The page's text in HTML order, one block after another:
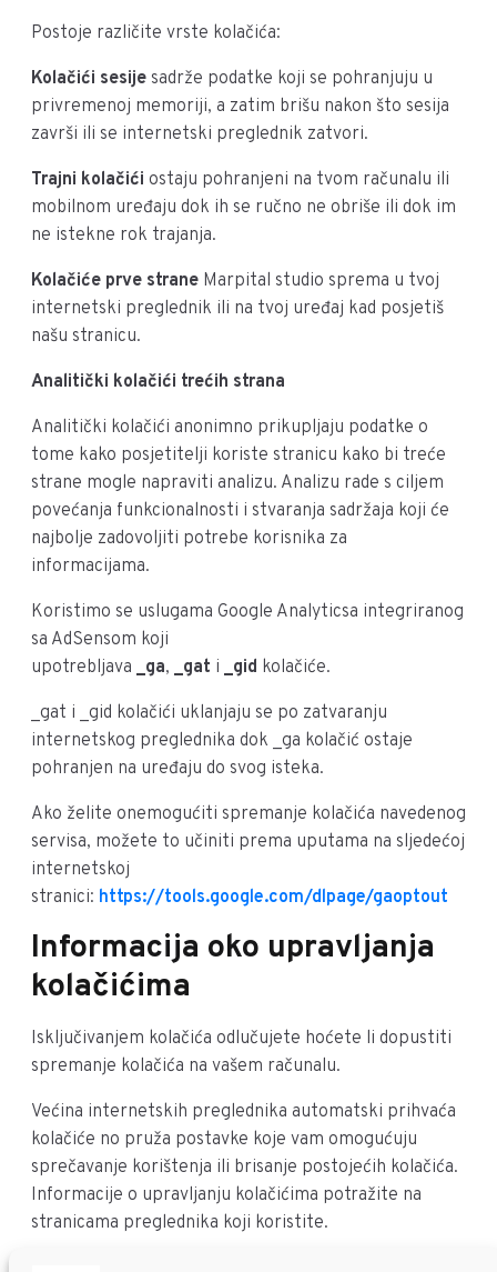
Postoje različite vrste kolačića:
Kolačići sesije sadrže podatke koji se pohranjuju u
privremenoj memoriji, a zatim brišu nakon što sesija
završi ili se internetski preglednik zatvori.
Trajni kolačići ostaju pohranjeni na tvom računalu ili
mobilnom uređaju dok ih se ručno ne obriše ili dok im
ne istekne rok trajanja.
Kolačiće prve strane Marpital studio sprema u tvoj
internetski preglednik ili na tvoj uređaj kad posjetiš
našu stranicu.
Analitički kolačići trećih strana
Analitički kolačići anonimno prikupljaju podatke o
tome kako posjetitelji koriste stranicu kako bi treće
strane mogle napraviti analizu. Analizu rade s ciljem
povećanja funkcionalnosti i stvaranja sadržaja koji će
najbolje zadovoljiti potrebe korisnika za
informacijama.
Koristimo se uslugama Google Analyticsa integriranog
sa AdSensom koji
upotrebljava _ga, _gat i _gid kolačiće.
_gat i _gid kolačići uklanjaju se po zatvaranju
internetskog preglednika dok _ga kolačić ostaje
pohranjen na uređaju do svog isteka.
Ako želite onemogućiti spremanje kolačića navedenog
servisa, možete to učiniti prema uputama na sljedećoj
internetskoj
stranici: https://tools.google.com/dlpage/gaoptout
Informacija oko upravljanja
kolačićima
Isključivanjem kolačića odlučujete hoćete li dopustiti
spremanje kolačića na vašem računalu.
Većina internetskih preglednika automatski prihvaća
kolačiće no pruža postavke koje vam omogućuju
sprečavanje korištenja ili brisanje postojećih kolačića.
Informacije o upravljanju kolačićima potražite na
stranicama preglednika koji koristite.